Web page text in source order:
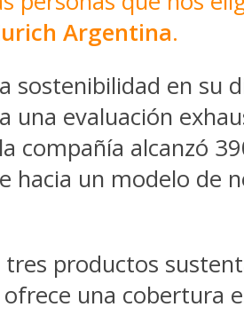
Argentina.
en su
una evaluación
compañía alcanzó
hacia un modelo de
productos
una cobertura